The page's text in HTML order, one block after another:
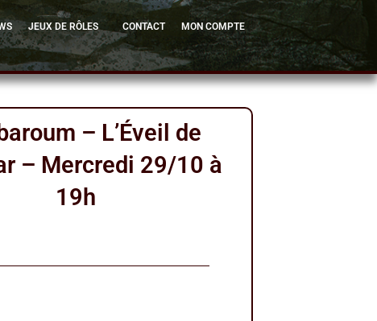
JEUX DE RÔLES CONTACT MON COMPTE
– L’Éveil de
– Mercredi 29/10 à
19h